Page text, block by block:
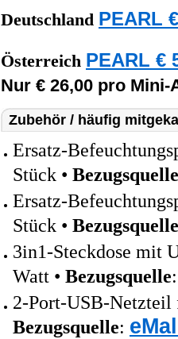
Deutschland PEARL
Österreich PEARL €
Nur € 26,00 pro
Zubehör / häufig
Ersatz-
Stück • Bezugsquelle
Ersatz-
Stück • Bezugsquelle
3in1-Steckdose mit
Watt • Bezugsquelle
2-Port-USB-Netzteil
Bezugsquelle: